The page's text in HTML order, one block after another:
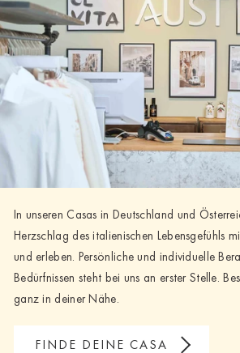
In unseren Casas in Deutschland und
Herzschlag des italienischen Lebensgefühls
und erleben. Persönliche und individuelle
Bedürfnissen steht bei uns an erster Stelle.
ganz in deiner Nähe.
FINDE DEINE CASA